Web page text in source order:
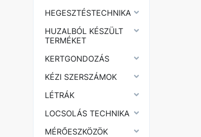
HEGESZTÉSTECHNIKA
HUZALBÓL KÉSZÜLT
TERMÉKET
KERTGONDOZÁS
KÉZI SZERSZÁMOK
LÉTRÁK
LOCSOLÁS TECHNIKA
MÉRŐESZKÖZÖK